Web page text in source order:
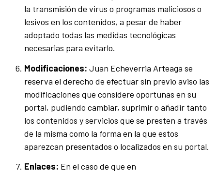
la transmisión de virus o programas maliciosos o
lesivos en los contenidos, a pesar de haber
adoptado todas las medidas tecnológicas
necesarias para evitarlo.
Modificaciones: Juan Echeverria Arteaga se
reserva el derecho de efectuar sin previo aviso las
modificaciones que considere oportunas en su
portal, pudiendo cambiar, suprimir o añadir tanto
los contenidos y servicios que se presten a través
de la misma como la forma en la que estos
aparezcan presentados o localizados en su portal.
Enlaces: En el caso de que en